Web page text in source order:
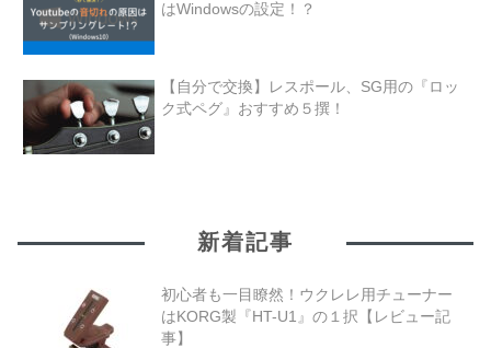
はWindowsの設定！？
【自分で交換】レスポール、SG用の『ロッ
ク式ペグ』おすすめ５撰！
新着記事
初心者も一目瞭然！ウクレレ用チューナー
はKORG製『HT-U1』の１択【レビュー記
事】